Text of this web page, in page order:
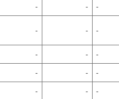
- - -
- - -
- - -
- - -
- - -